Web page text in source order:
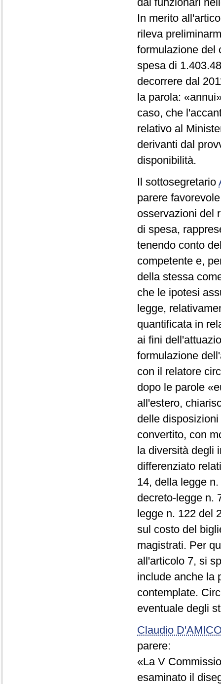
In merito
rileva
formulazione del
spesa di
decorrere dal
la parola:
caso, che
relativo al
derivanti dal
disponibilità.
Il sottosegretario
parere
osservazioni del
di spesa,
tenendo conto
competente e,
della stessa
che le ipotesi
legge,
quantificata in
ai fini
formulazione
con il relatore
dopo le parole
all'estero,
delle
convertito, con
la diversità degli
differenziato
14, della legge
decreto-legge n.
legge n. 122 del
sul costo del
magistrati. Per
all'articolo 7, si
include anche la
contemplate.
eventuale degli
Claudio
parere:
«La V
esaminato il